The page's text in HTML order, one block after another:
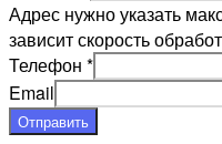
Адрес нужно указать
зависит скорость
Телефон *
Email
Отправить